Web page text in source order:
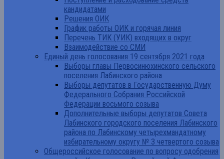
кандидатами
Решения ОИК
График работы ОИК и горячая линия
Перечень ТИК (УИК) входящих в округ
Взаимодействие со СМИ
Единый день голосования 19 сентября 2021 года
Выборы главы Первосинюхинского сельского
поселения Лабинского района
Выборы депутатов в Государственную Думу
Федерального Собрания Российской
Федерации восьмого созыва
Дополнительные выборы депутатов Совета
Лабинского городского поселения Лабинского
района по Лабинскому четырехмандатному
избирательному округу № 3 четвертого созыва
Общероссийское голосование по вопросу одобрения